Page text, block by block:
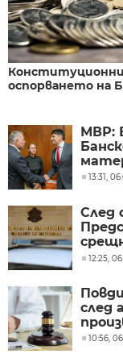
оспорването на
МВР:
13:31,
След
МВР
12:25,
след
10:56,